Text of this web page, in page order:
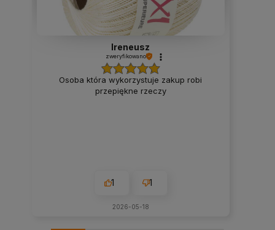
Ireneusz
zweryfikowano
Osoba która wykorzystuje zakup robi
przepiękne rzeczy
1 1
2026-05-18